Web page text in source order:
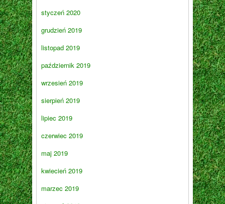
styczeń 2020
grudzień 2019
listopad 2019
październik 2019
wrzesień 2019
sierpień 2019
lipiec 2019
czerwiec 2019
maj 2019
kwiecień 2019
marzec 2019